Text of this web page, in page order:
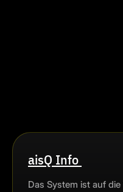
aisQ Info
Das System ist auf